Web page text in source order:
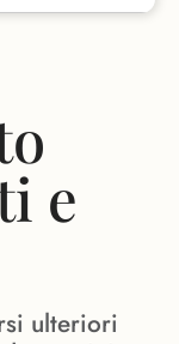
e
ulteriori